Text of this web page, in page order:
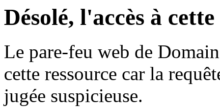
Désolé, l'accès à
Le pare-feu web de
cette ressource car la
jugée suspicieuse.